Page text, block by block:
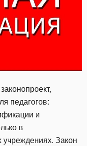
педагогов:
и
в
учреждениях. Закон